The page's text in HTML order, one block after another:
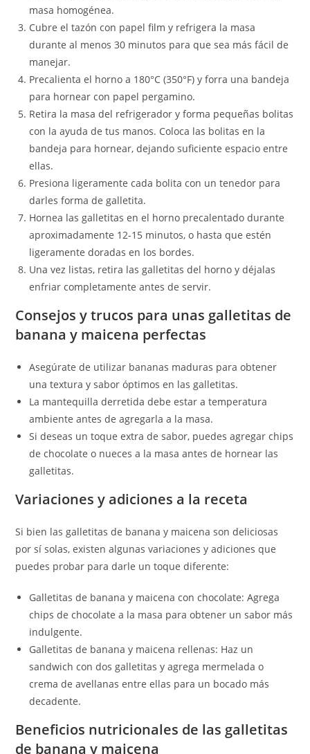
masa homogénea.
Cubre el tazón con papel film y refrigera la masa
durante al menos 30 minutos para que sea más fácil de
manejar.
Precalienta el horno a 180°C (350°F) y forra una bandeja
para hornear con papel pergamino.
Retira la masa del refrigerador y forma pequeñas bolitas
con la ayuda de tus manos. Coloca las bolitas en la
bandeja para hornear, dejando suficiente espacio entre
ellas.
Presiona ligeramente cada bolita con un tenedor para
darles forma de galletita.
Hornea las galletitas en el horno precalentado durante
aproximadamente 12-15 minutos, o hasta que estén
ligeramente doradas en los bordes.
Una vez listas, retira las galletitas del horno y déjalas
enfriar completamente antes de servir.
Consejos y trucos para unas galletitas de
banana y maicena perfectas
Asegúrate de utilizar bananas maduras para obtener
una textura y sabor óptimos en las galletitas.
La mantequilla derretida debe estar a temperatura
ambiente antes de agregarla a la masa.
Si deseas un toque extra de sabor, puedes agregar chips
de chocolate o nueces a la masa antes de hornear las
galletitas.
Variaciones y adiciones a la receta
Si bien las galletitas de banana y maicena son deliciosas
por sí solas, existen algunas variaciones y adiciones que
puedes probar para darle un toque diferente:
Galletitas de banana y maicena con chocolate: Agrega
chips de chocolate a la masa para obtener un sabor más
indulgente.
Galletitas de banana y maicena rellenas: Haz un
sandwich con dos galletitas y agrega mermelada o
crema de avellanas entre ellas para un bocado más
decadente.
Beneficios nutricionales de las galletitas
de banana y maicena